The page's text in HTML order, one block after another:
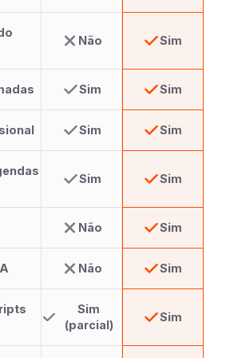
Não Sim
Sim Sim
Sim Sim
Sim Sim
Não Sim
Não Sim
Sim
(parcial)
Sim